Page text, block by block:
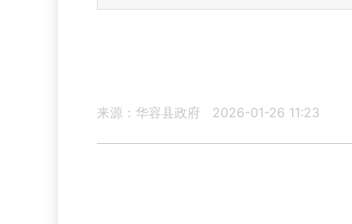
来源：华容县政府 2026-01-26 11:23